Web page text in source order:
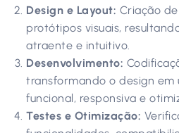
Design e Layout: Criação
protótipos visuais,
atraente e intuitivo.
Desenvolvimento:
transformando o design
funcional, responsiva e
Testes e Otimização: